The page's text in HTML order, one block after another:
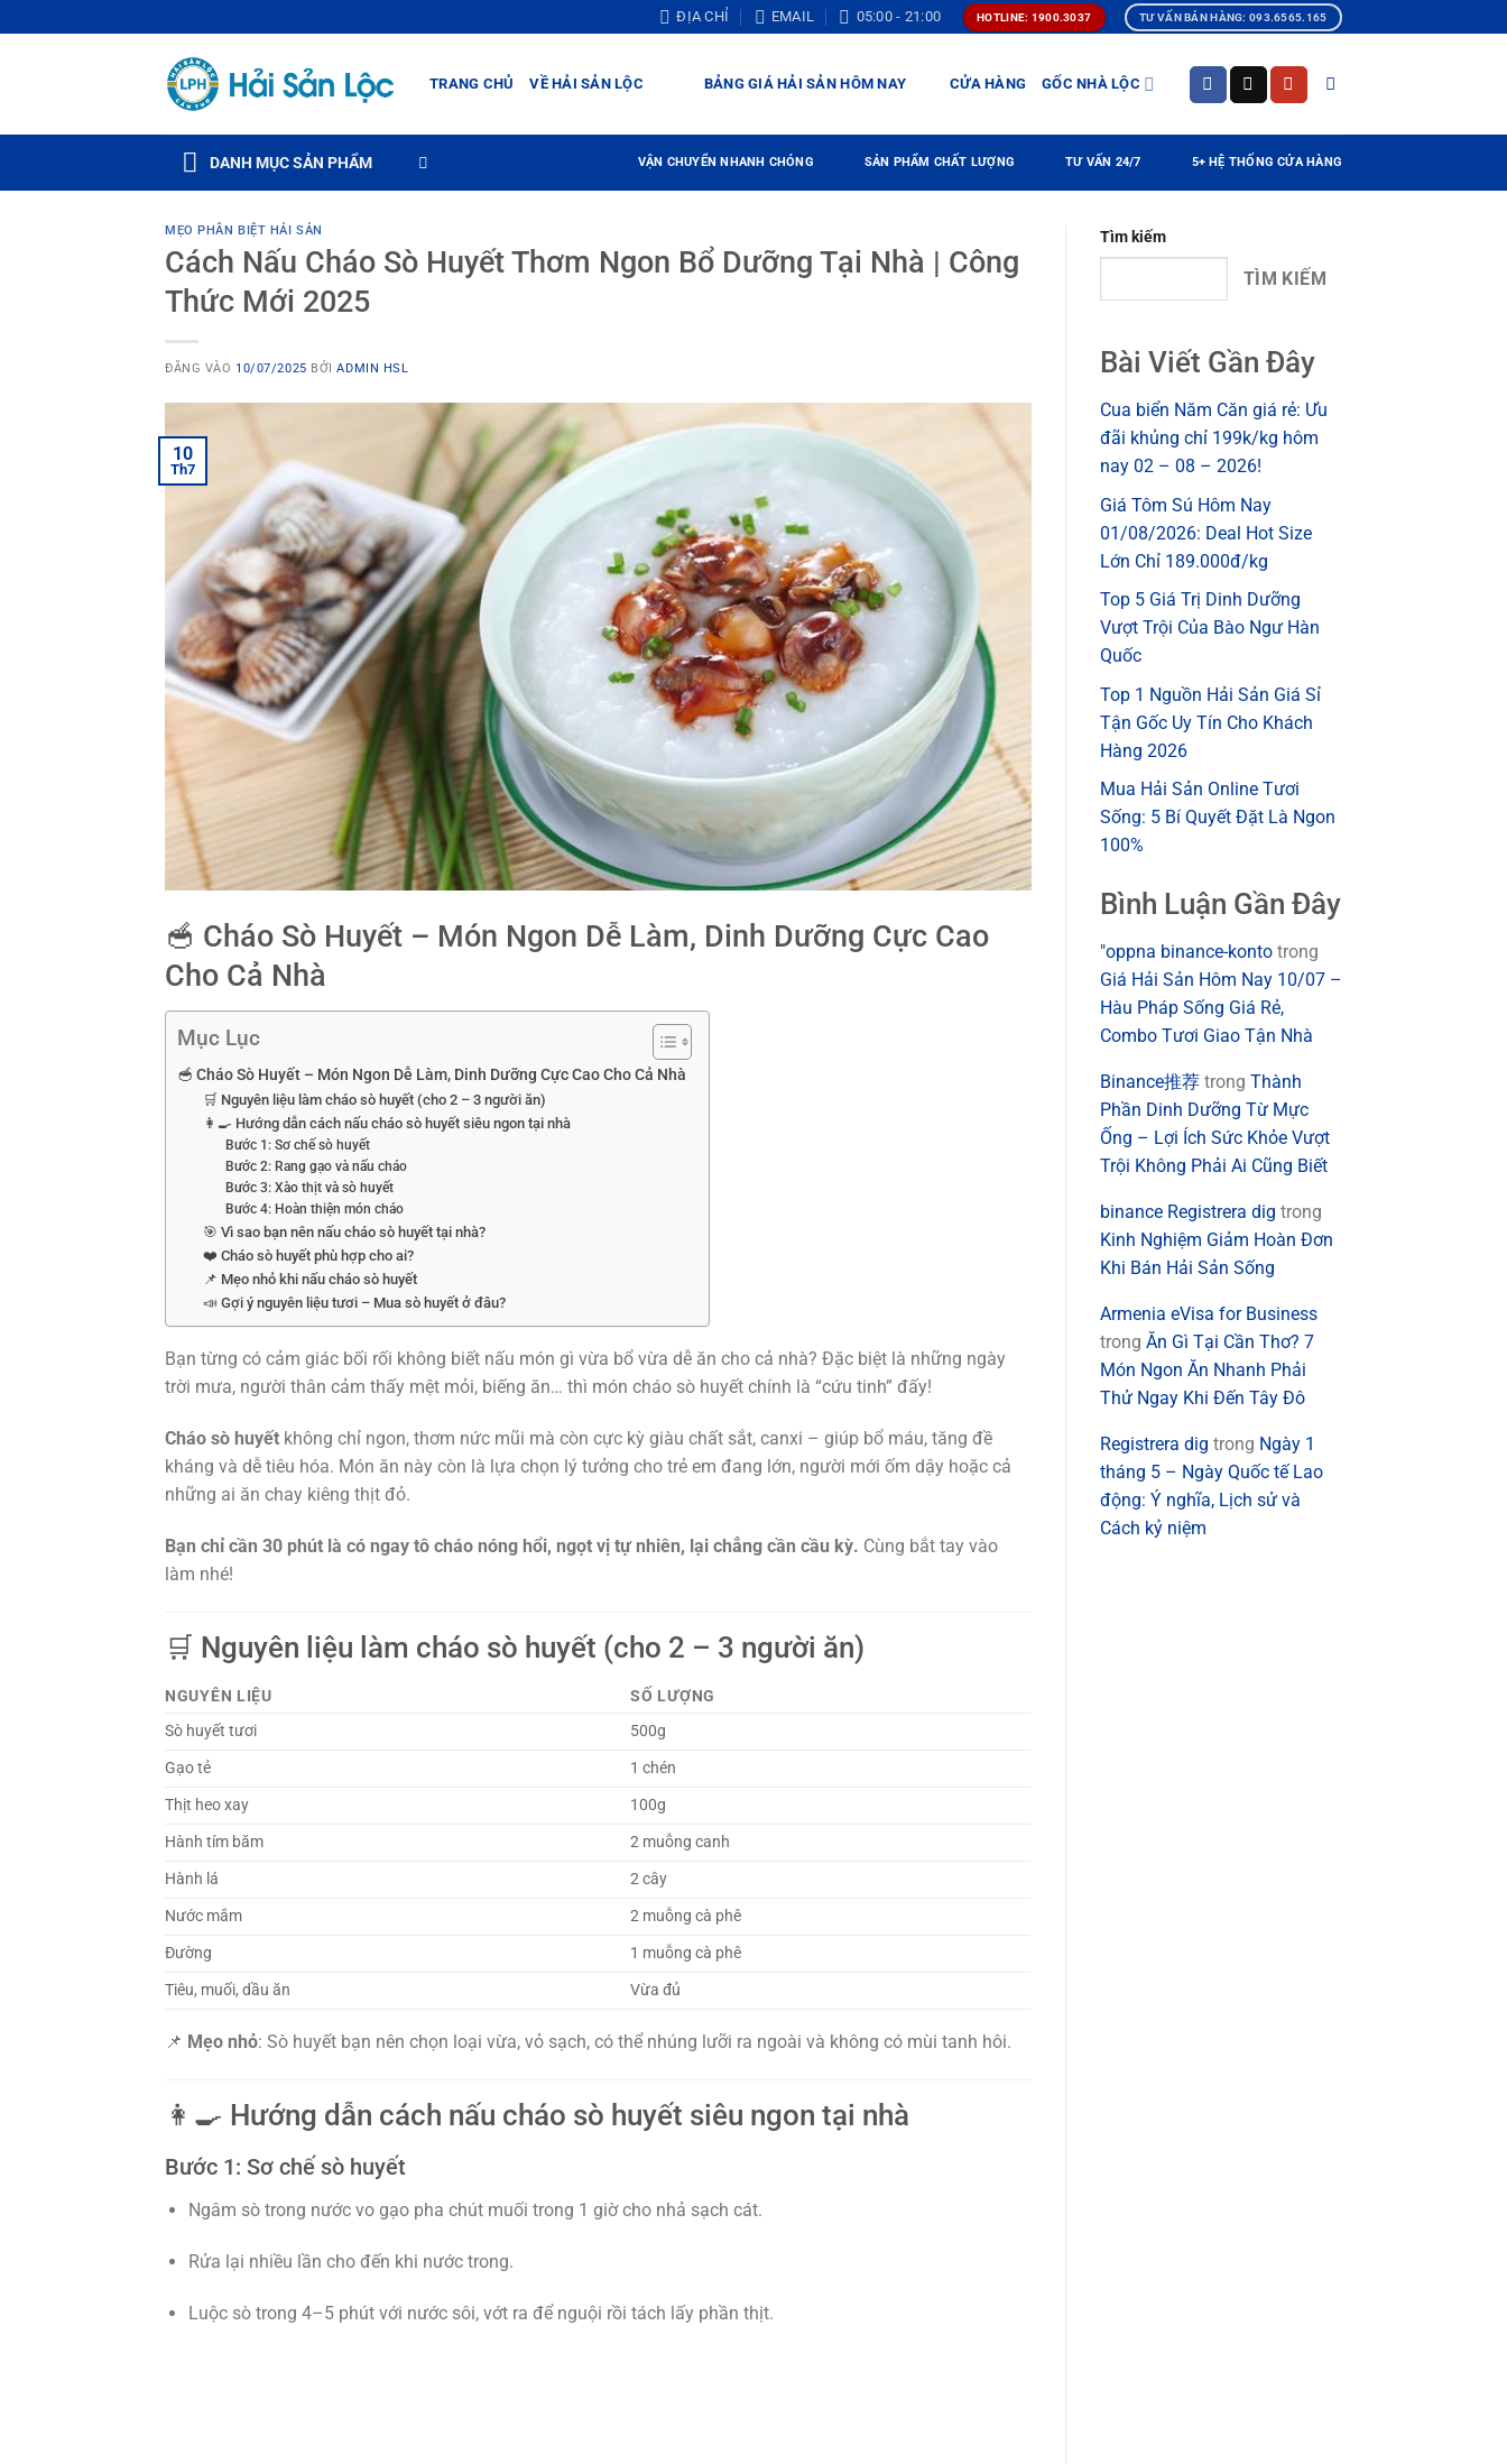
qua
ĐỊA CHỈ EMAIL 05:00 - 21:00 HOTLINE: 1900.3037 TƯ VẤN BÁN HÀNG: 093.6565.165
TRANG CHỦ VỀ HẢI SẢN LỘC BẢNG GIÁ HẢI SẢN HÔM NAY CỬA HÀNG GỐC NHÀ LỘC
DANH MỤC SẢN PHẨM VẬN CHUYỂN NHANH CHÓNG SẢN PHẨM CHẤT LƯỢNG TƯ VẤN 24/7 5+ HỆ THỐNG CỬA HÀNG
MẸO PHÂN BIỆT HẢI SẢN
Cách Nấu Cháo Sò Huyết Thơm Ngon Bổ Dưỡng Tại Nhà | Công
Thức Mới 2025
ĐĂNG VÀO 10/07/2025 BỞIADMIN HSL
10
Th7
🥣 Cháo Sò Huyết – Món Ngon Dễ Làm, Dinh Dưỡng Cực Cao
Cho Cả Nhà
Mục Lục
🥣 Cháo Sò Huyết – Món Ngon Dễ Làm, Dinh Dưỡng Cực Cao Cho Cả Nhà
🛒 Nguyên liệu làm cháo sò huyết (cho 2 – 3 người ăn)
👩‍🍳 Hướng dẫn cách nấu cháo sò huyết siêu ngon tại nhà
Bước 1: Sơ chế sò huyết
Bước 2: Rang gạo và nấu cháo
Bước 3: Xào thịt và sò huyết
Bước 4: Hoàn thiện món cháo
🎯 Vì sao bạn nên nấu cháo sò huyết tại nhà?
❤️ Cháo sò huyết phù hợp cho ai?
📌 Mẹo nhỏ khi nấu cháo sò huyết
📣 Gợi ý nguyên liệu tươi – Mua sò huyết ở đâu?
Bạn từng có cảm giác bối rối không biết nấu món gì vừa bổ vừa dễ ăn cho cả nhà? Đặc biệt là những ngày
trời mưa, người thân cảm thấy mệt mỏi, biếng ăn… thì món cháo sò huyết chính là “cứu tinh” đấy!
Cháo sò huyết không chỉ ngon, thơm nức mũi mà còn cực kỳ giàu chất sắt, canxi – giúp bổ máu, tăng đề
kháng và dễ tiêu hóa. Món ăn này còn là lựa chọn lý tưởng cho trẻ em đang lớn, người mới ốm dậy hoặc cả
những ai ăn chay kiêng thịt đỏ.
Bạn chỉ cần 30 phút là có ngay tô cháo nóng hổi, ngọt vị tự nhiên, lại chẳng cần cầu kỳ. Cùng bắt tay vào
làm nhé!
🛒 Nguyên liệu làm cháo sò huyết (cho 2 – 3 người ăn)
NGUYÊN LIỆU
SỐ LƯỢNG
Sò huyết tươi
500g
Gạo tẻ
1 chén
Thịt heo xay
100g
Hành tím băm
2 muỗng canh
Hành lá
2 cây
Nước mắm
2 muỗng cà phê
Đường
1 muỗng cà phê
Tiêu, muối, dầu ăn
Vừa đủ
📌 Mẹo nhỏ: Sò huyết bạn nên chọn loại vừa, vỏ sạch, có thể nhúng lưỡi ra ngoài và không có mùi tanh hôi.
👩‍🍳 Hướng dẫn cách nấu cháo sò huyết siêu ngon tại nhà
Bước 1: Sơ chế sò huyết
Ngâm sò trong nước vo gạo pha chút muối trong 1 giờ cho nhả sạch cát.
Rửa lại nhiều lần cho đến khi nước trong.
Luộc sò trong 4–5 phút với nước sôi, vớt ra để nguội rồi tách lấy phần thịt.
Tìm kiếm
TÌM KIẾM
Bài Viết Gần Đây
Cua biển Năm Căn giá rẻ: Ưu
đãi khủng chỉ 199k/kg hôm
nay 02 – 08 – 2026!
Giá Tôm Sú Hôm Nay
01/08/2026: Deal Hot Size
Lớn Chỉ 189.000đ/kg
Top 5 Giá Trị Dinh Dưỡng
Vượt Trội Của Bào Ngư Hàn
Quốc
Top 1 Nguồn Hải Sản Giá Sỉ
Tận Gốc Uy Tín Cho Khách
Hàng 2026
Mua Hải Sản Online Tươi
Sống: 5 Bí Quyết Đặt Là Ngon
100%
Bình Luận Gần Đây
"oppna binance-kontotrong
Giá Hải Sản Hôm Nay 10/07 –
Hàu Pháp Sống Giá Rẻ,
Combo Tươi Giao Tận Nhà
Binance推荐trong Thành
Phần Dinh Dưỡng Từ Mực
Ống – Lợi Ích Sức Khỏe Vượt
Trội Không Phải Ai Cũng Biết
binance Registrera dig trong
Kinh Nghiệm Giảm Hoàn Đơn
Khi Bán Hải Sản Sống
Armenia eVisa for Business
trong Ăn Gì Tại Cần Thơ? 7
Món Ngon Ăn Nhanh Phải
Thử Ngay Khi Đến Tây Đô
Registrera dig trong Ngày 1
tháng 5 – Ngày Quốc tế Lao
động: Ý nghĩa, Lịch sử và
Cách kỷ niệm